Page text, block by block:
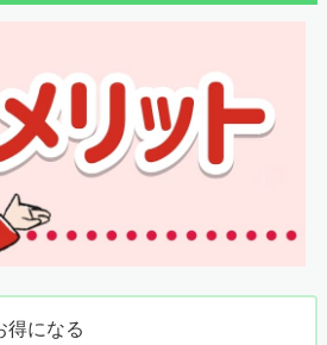
得になる